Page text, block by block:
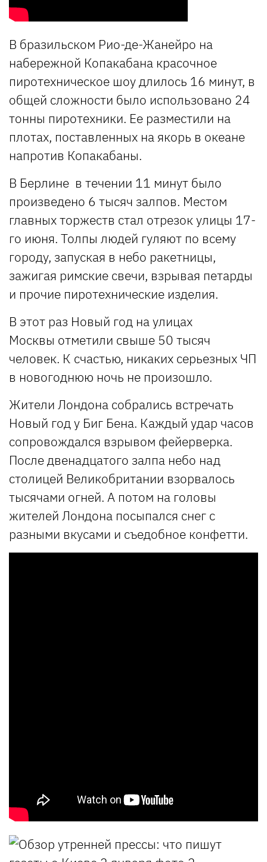
В бразильском Рио-де-Жанейро на
набережной Копакабана красочное
пиротехническое шоу длилось 16 минут, в
общей сложности было использовано 24
тонны пиротехники. Ее разместили на
плотах, поставленных на якорь в океане
напротив Копакабаны.
В Берлине в течении 11 минут было
произведено 6 тысяч залпов. Местом
главных торжеств стал отрезок улицы 17-
го июня. Толпы людей гуляют по всему
городу, запуская в небо ракетницы,
зажигая римские свечи, взрывая петарды
и прочие пиротехнические изделия.
В этот раз Новый год на улицах
Москвы отметили свыше 50 тысяч
человек. К счастью, никаких серьезных ЧП
в новогоднюю ночь не произошло.
Жители Лондона собрались встречать
Новый год у Биг Бена. Каждый удар часов
сопровождался взрывом фейерверка.
После двенадцатого залпа небо над
столицей Великобритании взорвалось
тысячами огней. А потом на головы
жителей Лондона посыпался снег с
разными вкусами и съедобное конфетти.